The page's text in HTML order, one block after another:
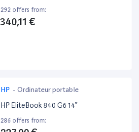
292 offers from:
340,11 €
HP - Ordinateur portable
HP EliteBook 840 G6 14”
286 offers from: